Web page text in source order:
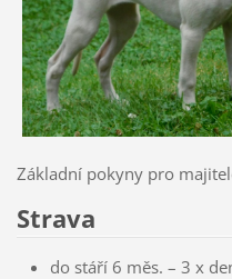
Základní pokyny pro
Strava
do stáří 6 měs. – 3 x